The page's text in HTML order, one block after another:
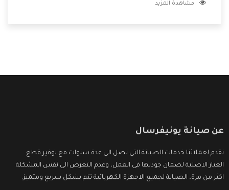
الشركة بها والتى تكون منها خدمة الصيانة التى تكون من أهم
مشاهدة المزيد
عن صيانة يونيفرسال
نقدم لعملائنا خدمات الصيانة التى تصل الى عدة سنوات مع توفير قطع
الغيار الاصلية لضمان جودتها فى العمل، وعدم التعرض الى نفس المشكلة
اكثر من مرة، الصيانة لجميع الاجهزة الكهربائية تتم بشكل سريع ومتميز.